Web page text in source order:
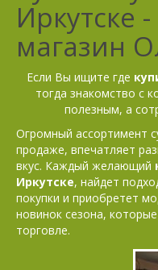
Иркутске
магазин
Если Вы ищите где
тогда знакомство с
полезным, а
Огромный ассортимент
продаже, впечатляет
вкус. Каждый желающий
Иркутске, найдет
покупки и приобретет
новинок сезона,
торговле.